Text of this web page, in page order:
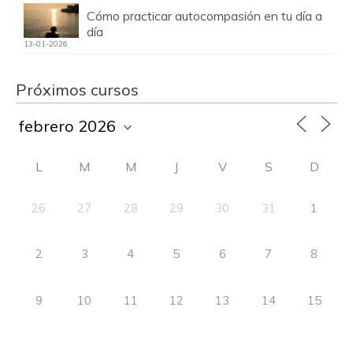
Cómo practicar autocompasión en tu día a
día
13-01-2026
Próximos cursos
L M M J V S D
26 27 28 29 30 31 1
2 3 4 5 6 7 8
9 10 11 12 13 14 15